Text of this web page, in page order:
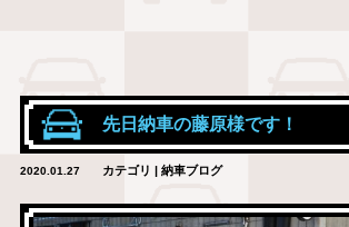
先日納車の藤原様です！
2020.01.27 カテゴリ | 納車ブログ